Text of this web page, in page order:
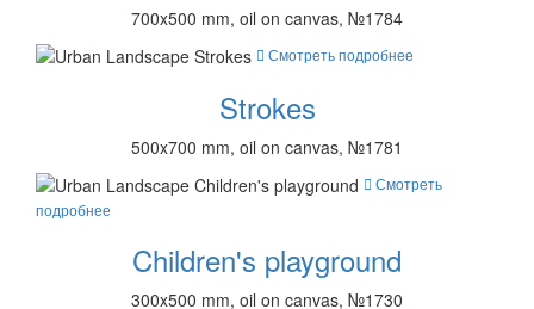
700x500 mm, oil on canvas, №1784
Смотреть подробнее
Strokes
500x700 mm, oil on canvas, №1781
Смотреть
подробнее
Children's playground
300x500 mm, oil on canvas, №1730